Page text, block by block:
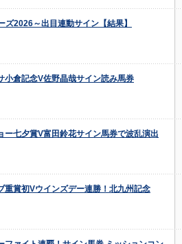
ズ2026～出目連動サイン【結果】
小倉記念V佐野晶哉サイン読み馬券
ー七夕賞V富田鈴花サイン馬券で波乱演出
重賞初Vウインズデー連勝！北九州記念